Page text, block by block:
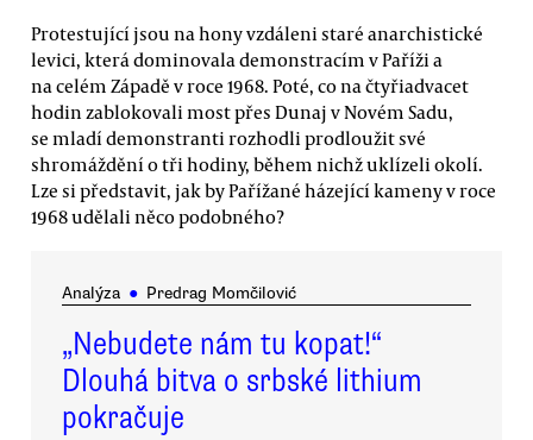
Protestující jsou na hony vzdáleni staré anarchistické
levici, která dominovala demonstracím v Paříži a
na celém Západě v roce 1968. Poté, co na čtyřiadvacet
hodin zablokovali most přes Dunaj v Novém Sadu,
se mladí demonstranti rozhodli prodloužit své
shromáždění o tři hodiny, během nichž uklízeli okolí.
Lze si představit, jak by Pařížané házející kameny v roce
1968 udělali něco podobného?
Analýza ● Predrag Momčilović
„Nebudete nám tu kopat!“
Dlouhá bitva o srbské lithium
pokračuje